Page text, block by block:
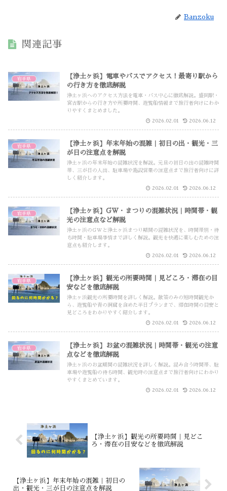
Banzoku
関連記事
岩手県
【浄土ヶ浜】電車やバスでアクセス！最寄り駅から
の行き方を徹底解説
浄土ヶ浜へのアクセス方法を電車・バス中心に徹底解説。盛岡駅・
宮古駅からの行き方や所要時間、遊覧船情報まで旅行者向けにわか
りやすくまとめました。
2026.02.01 2026.06.12
岩手県
【浄土ヶ浜】年末年始の混雑｜初日の出・観光・三
が日の注意点を解説
浄土ヶ浜の年末年始の混雑状況を解説。元旦の初日の出の混雑時間
帯、三が日の人出、駐車場や施設営業の注意点まで旅行者向けに詳
しく紹介します。
2026.02.01 2026.06.12
岩手県
【浄土ヶ浜】GW・まつりの混雑状況｜時間帯・観
光の注意点など解説
浄土ヶ浜のGWと浄土ヶ浜まつり期間の混雑状況を、時間帯別・待
ち時間・駐車場事情まで詳しく解説。観光を快適に楽しむための注
意点も紹介します。
2026.02.01 2026.06.12
岩手県
【浄土ヶ浜】観光の所要時間｜見どころ・滞在の目
安などを徹底解説
浄土ヶ浜観光の所要時間を詳しく解説。散策のみの短時間観光か
ら、遊覧船や青の洞窟を含めた半日プランまで、滞在時間の目安と
見どころをわかりやすく紹介します。
2026.02.01 2026.06.12
岩手県
【浄土ヶ浜】お盆の混雑状況｜時間帯・観光の注意
点などを徹底解説
浄土ヶ浜のお盆期間の混雑状況を詳しく解説。混み合う時間帯、駐
車場や遊覧船の待ち時間、観光時の注意点まで旅行者向けにわかり
やすくまとめています。
2026.02.01 2026.06.12
【浄土ヶ浜】観光の所要時間｜見どこ
ろ・滞在の目安などを徹底解説
【浄土ヶ浜】年末年始の混雑｜初日の
出・観光・三が日の注意点を解説